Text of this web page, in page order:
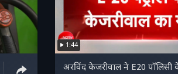
1:44
अरविंद केजरीवाल ने E20 पॉलिसी